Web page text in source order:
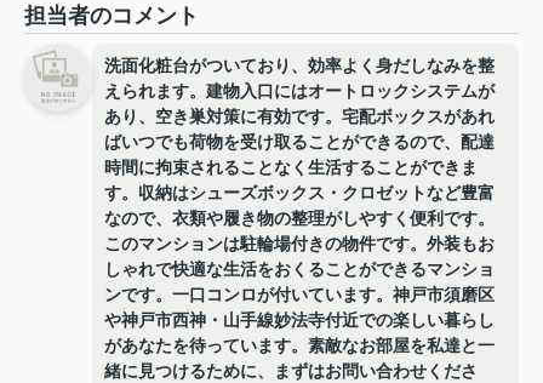
担当者のコメント
洗面化粧台がついており、効率よく身だしなみを整
えられます。建物入口にはオートロックシステムが
あり、空き巣対策に有効です。宅配ボックスがあれ
ばいつでも荷物を受け取ることができるので、配達
時間に拘束されることなく生活することができま
す。収納はシューズボックス・クロゼットなど豊富
なので、衣類や履き物の整理がしやすく便利です。
このマンションは駐輪場付きの物件です。外装もお
しゃれで快適な生活をおくることができるマンショ
ンです。一口コンロが付いています。神戸市須磨区
や神戸市西神・山手線妙法寺付近での楽しい暮らし
があなたを待っています。素敵なお部屋を私達と一
緒に見つけるために、まずはお問い合わせくださ